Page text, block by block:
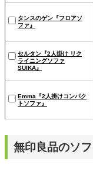
タンスのゲン『フロアソ
ファ』
セルタン『2人掛け リク
ライニングソファ
SUIKA』
Emma『2人掛けコンパク
トソファ』
無印良品のソ